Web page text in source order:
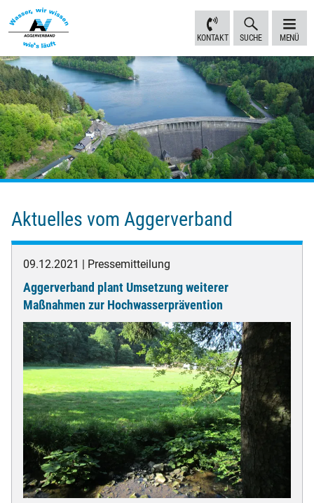
Sprungmarken
Inhalt
anspringen
Navigation
anspringen
Fußbereich
anspringen
KONTAKT SUCHE MENÜ
Aktuelles vom Aggerverband
09.12.2021 Pressemitteilung
Aggerverband plant Umsetzung weiterer
Maßnahmen zur Hochwasserprävention